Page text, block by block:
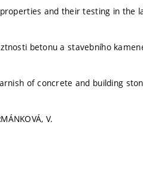
and their testing in the
betonu a stavebního
of concrete and building
V.